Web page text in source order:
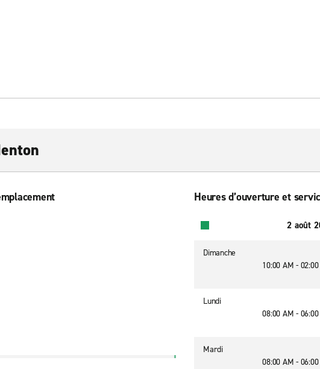
Heures d’ouverture et
2 août
Dimanche
10:00 AM -
Lundi
08:00 AM -
Mardi
08:00 AM -